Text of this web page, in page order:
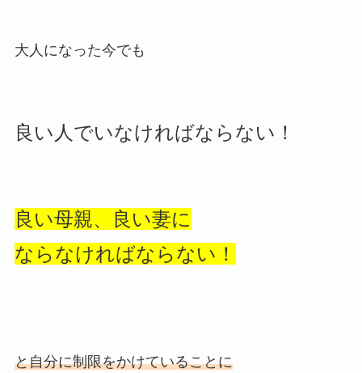
大人になった今でも
良い人でいなければならない！
良い母親、良い妻に
ならなければならない！
と自分に制限をかけていることに